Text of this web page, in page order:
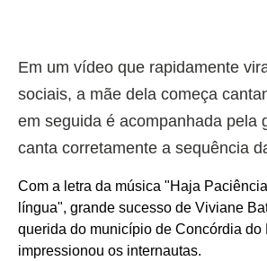
Em um vídeo que rapidamente
sociais, a mãe dela começa
em seguida é acompanhada pela
canta corretamente a sequência
Com a letra da música "Haja
língua", grande sucesso de Viviane
querida do município de Concórdia do
impressionou os internautas.